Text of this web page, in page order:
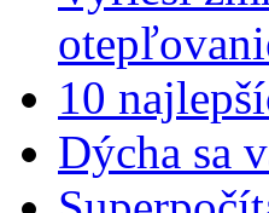
10
Dýcha sa